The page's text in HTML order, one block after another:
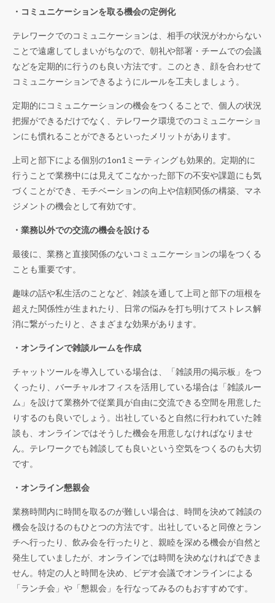
・コミュニケーションを取る機会の定例化
テレワークでのコミュニケーションは、相手の状況がわからない
ことで遠慮してしまいがちなので、朝礼や部署・チームでの会議
などを定期的に行うのも良い方法です。このとき、顔を合わせて
コミュニケーションできるようにルールを工夫しましょう。
定期的にコミュニケーションの機会をつくることで、個人の状況
把握ができるだけでなく、テレワーク環境でのコミュニケーショ
ンにも慣れることができるといったメリットがあります。
上司と部下による個別の1on1ミーティングも効果的。定期的に
行うことで業務中には見えてこなかった部下の不安や課題にも気
づくことができ、モチベーションの向上や信頼関係の構築、マネ
ジメントの機会として有効です。
・業務以外での交流の機会を設ける
最後に、業務と直接関係のないコミュニケーションの場をつくる
ことも重要です。
趣味の話や私生活のことなど、雑談を通して上司と部下の垣根を
超えた関係性が生まれたり、日常の悩みを打ち明けてストレス解
消に繋がったりと、さまざまな効果があります。
・オンラインで雑談ルームを作成
チャットツールを導入している場合は、「雑談用の掲示板」をつ
くったり、バーチャルオフィスを活用している場合は「雑談ルー
ム」を設けて業務外で従業員が自由に交流できる空間を用意した
りするのも良いでしょう。出社していると自然に行われていた雑
談も、オンラインではそうした機会を用意しなければなりませ
ん。テレワークでも雑談しても良いという空気をつくるのも大切
です。
・オンライン懇親会
業務時間内に時間を取るのが難しい場合は、時間を決めて雑談の
機会を設けるのもひとつの方法です。出社していると同僚とラン
チへ行ったり、飲み会を行ったりと、親睦を深める機会が自然と
発生していましたが、オンラインでは時間を決めなければできま
せん。特定の人と時間を決め、ビデオ会議でオンラインによる
「ランチ会」や「懇親会」を行なってみるのもおすすめです。